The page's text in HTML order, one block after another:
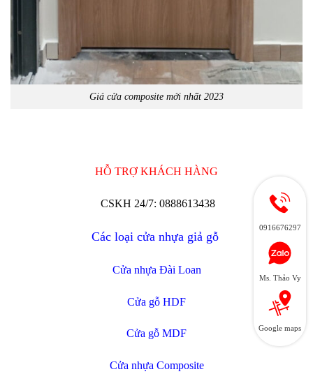
Giá cửa composite mới nhất 2023
HỖ TRỢ KHÁCH HÀNG
CSKH 24/7: 0888613438
Các loại cửa nhựa giả gỗ
Cửa nhựa Đài Loan
Cửa gỗ HDF
Cửa gỗ MDF
Cửa nhựa Composite
0916676297
Ms. Thảo Vy
Google maps